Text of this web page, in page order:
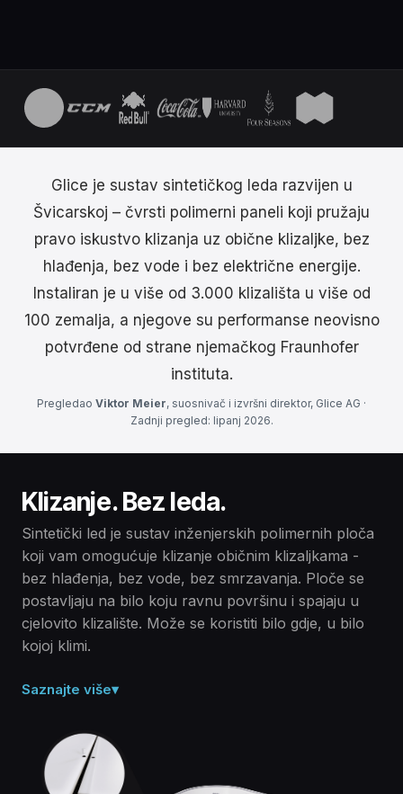
Glice je sustav sintetičkog leda razvijen u
Švicarskoj – čvrsti polimerni paneli koji pružaju
pravo iskustvo klizanja uz obične klizaljke, bez
hlađenja, bez vode i bez električne energije.
Instaliran je u više od 3.000 klizališta u više od
100 zemalja, a njegove su performanse neovisno
potvrđene od strane njemačkog Fraunhofer
instituta.
Pregledao Viktor Meier, suosnivač i izvršni direktor, Glice AG ·
Zadnji pregled: lipanj 2026.
Klizanje. Bez leda.
Sintetički led je sustav inženjerskih polimernih ploča
koji vam omogućuje klizanje običnim klizaljkama -
bez hlađenja, bez vode, bez smrzavanja. Ploče se
postavljaju na bilo koju ravnu površinu i spajaju u
cjelovito klizalište. Može se koristiti bilo gdje, u bilo
kojoj klimi.
Saznajte više▾
Čvrsti polimer, a ne led.
Sintetički led je suha, čvrsta površina izrađena od